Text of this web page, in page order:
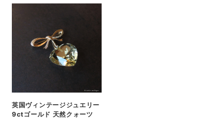
英国ヴィンテージジュエリー
9ctゴールド 天然クォーツ